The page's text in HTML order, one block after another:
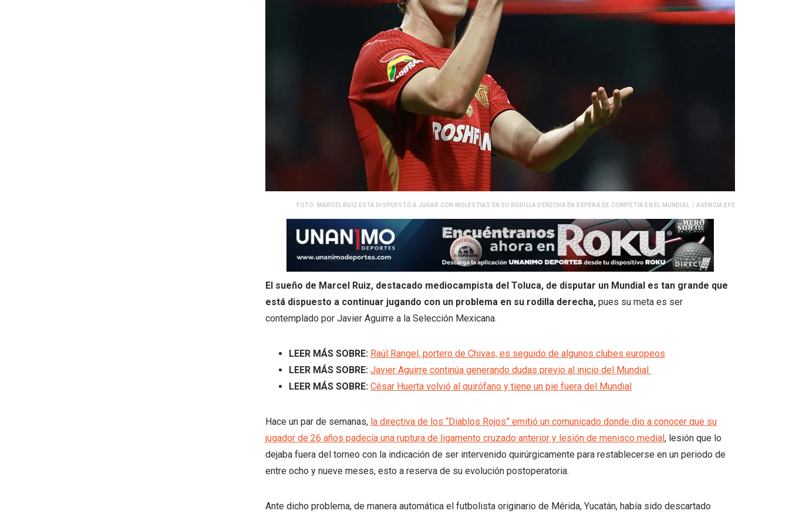
FOTO: MARCEL RUIZ ESTÁ DISPUESTO A JUGAR CON MOLESTIAS EN SU RODILLA DERECHA EN ESPERA DE COMPETIR EN EL MUNDIAL. / AGENCIA EFE
El sueño de Marcel Ruiz, destacado mediocampista del Toluca, de disputar un Mundial es tan grande que
está dispuesto a continuar jugando con un problema en su rodilla derecha, pues su meta es ser
contemplado por Javier Aguirre a la Selección Mexicana.
LEER MÁS SOBRE: Raúl Rangel, portero de Chivas, es seguido de algunos clubes europeos
LEER MÁS SOBRE: Javier Aguirre continúa generando dudas previo al inicio del Mundial
LEER MÁS SOBRE: César Huerta volvió al quirófano y tiene un pie fuera del Mundial
Hace un par de semanas, la directiva de los “Diablos Rojos” emitió un comunicado donde dio a conocer que su
jugador de 26 años padecía una ruptura de ligamento cruzado anterior y lesión de menisco medial, lesión que lo
dejaba fuera del torneo con la indicación de ser intervenido quirúrgicamente para restablecerse en un periodo de
entre ocho y nueve meses, esto a reserva de su evolución postoperatoria.
Ante dicho problema, de manera automática el futbolista originario de Mérida, Yucatán, había sido descartado